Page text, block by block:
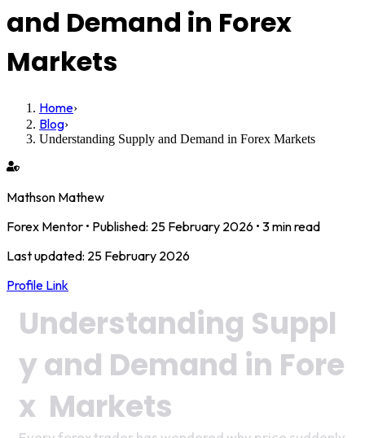
and Demand in Forex
Markets
Home›
Blog›
Understanding Supply and Demand in Forex Markets
Mathson Mathew
Forex Mentor • Published: 25 February 2026 • 3 min read
Last updated: 25 February 2026
Profile Link
Understanding Suppl
y and Demand in Fore
x  Markets